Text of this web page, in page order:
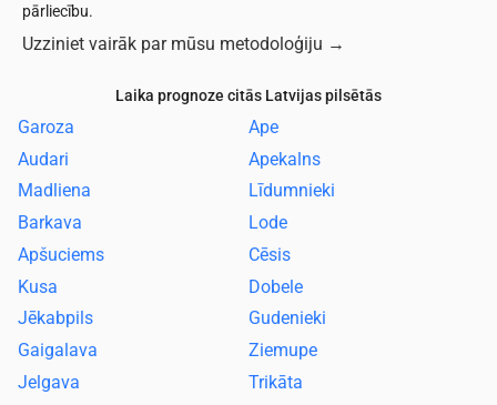
pārliecību.
Uzziniet vairāk par mūsu metodoloģiju →
Laika prognoze citās Latvijas pilsētās
Garoza
Ape
Audari
Apekalns
Madliena
Līdumnieki
Barkava
Lode
Apšuciems
Cēsis
Kusa
Dobele
Jēkabpils
Gudenieki
Gaigalava
Ziemupe
Jelgava
Trikāta